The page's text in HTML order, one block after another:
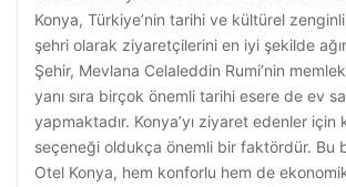
Konya, Türkiye’nin tarihi ve kültürel
şehri olarak ziyaretçilerini en iyi şekilde
Şehir, Mevlana Celaleddin Rumi’nin
yanı sıra birçok önemli tarihi esere de ev
yapmaktadır. Konya’yı ziyaret edenler için
seçeneği oldukça önemli bir faktördür. Bu
Otel Konya, hem konforlu hem de